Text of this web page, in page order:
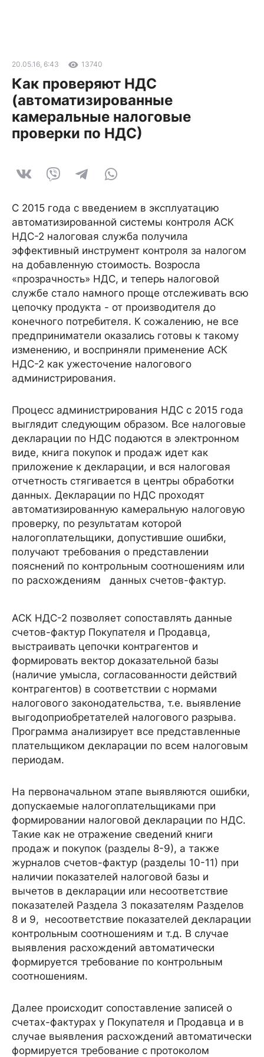
20.05.16, 6:43 13740
Как проверяют НДС
(автоматизированные
камеральные налоговые
проверки по НДС)
С 2015 года с введением в эксплуатацию
автоматизированной системы контроля АСК
НДС-2 налоговая служба получила
эффективный инструмент контроля за налогом
на добавленную стоимость. Возросла
«прозрачность» НДС, и теперь налоговой
службе стало намного проще отслеживать всю
цепочку продукта - от производителя до
конечного потребителя. К сожалению, не все
предприниматели оказались готовы к такому
изменению, и восприняли применение АСК
НДС-2 как ужесточение налогового
администрирования.
Процесс администрирования НДС с 2015 года
выглядит следующим образом. Все налоговые
декларации по НДС подаются в электронном
виде, книга покупок и продаж идет как
приложение к декларации, и вся налоговая
отчетность стягивается в центры обработки
данных. Декларации по НДС проходят
автоматизированную камеральную налоговую
проверку, по результатам которой
налогоплательщики, допустившие ошибки,
получают требования о представлении
пояснений по контрольным соотношениям или
по расхождениям данных счетов-фактур.
АСК НДС-2 позволяет сопоставлять данные
счетов-фактур Покупателя и Продавца,
выстраивать цепочки контрагентов и
формировать вектор доказательной базы
(наличие умысла, согласованности действий
контрагентов) в соответствии с нормами
налогового законодательства, т.е. выявление
выгодоприобретателей налогового разрыва.
Программа анализирует все представленные
плательщиком декларации по всем налоговым
периодам.
На первоначальном этапе выявляются ошибки,
допускаемые налогоплательщиками при
формировании налоговой декларации по НДС.
Такие как не отражение сведений книги
продаж и покупок (разделы 8-9), а также
журналов счетов-фактур (разделы 10-11) при
наличии показателей налоговой базы и
вычетов в декларации или несоответствие
показателей Раздела 3 показателям Разделов
8 и 9, несоответствие показателей декларации
контрольным соотношениям и т.д. В случае
выявления расхождений автоматически
формируется требование по контрольным
соотношениям.
Далее происходит сопоставление записей о
счетах-фактурах у Покупателя и Продавца и в
случае выявления расхождений автоматически
формируется требование с протоколом